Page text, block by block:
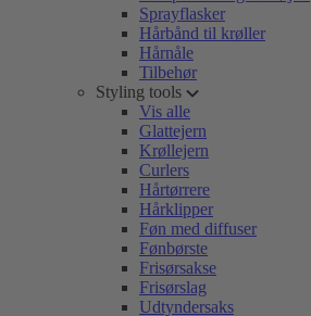
Sprayflasker
Hårbånd til krøller
Hårnåle
Tilbehør
Styling tools
Vis alle
Glattejern
Krøllejern
Curlers
Hårtørrere
Hårklipper
Føn med diffuser
Fønbørste
Frisørsakse
Frisørslag
Udtyndersaks